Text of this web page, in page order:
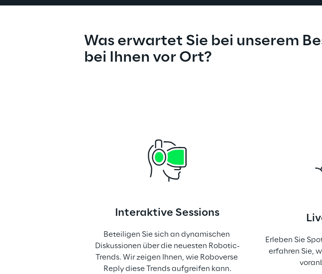
Was erwartet Sie bei unserem
bei Ihnen vor Ort?
Interaktive Sessions
Beteiligen Sie sich an dynamischen
Diskussionen über die neuesten Robotic-
Trends. Wir zeigen Ihnen, wie Roboverse
Reply diese Trends aufgreifen kann.
Erleben Sie
erfahren Sie,